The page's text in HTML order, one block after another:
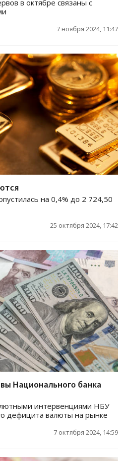
в октябре связаны с
7 ноября 2024, 11:47
на 0,4% до 2 724,50
25 октября 2024, 17:42
Национального банка
интервенциями НБУ
дефицита валюты на рынке
7 октября 2024, 14:59